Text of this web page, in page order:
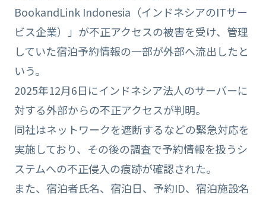
BookandLink Indonesia（インドネシアのITサー
ビス企業）」が不正アクセスの被害を受け、管理
していた宿泊予約情報の一部が外部へ流出したと
いう。
2025年12月6日にインドネシア法人のサーバーに
対する外部からの不正アクセスが判明。
同社はネットワークを遮断するなどの緊急対応を
実施しており、その後の調査で予約情報を扱うシ
ステムへの不正侵入の痕跡が確認された。
また、宿泊者氏名、宿泊日、予約ID、宿泊施設名